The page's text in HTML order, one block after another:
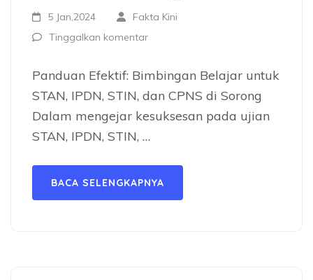
5 Jan,2024
Fakta Kini
Tinggalkan komentar
Panduan Efektif: Bimbingan Belajar untuk
STAN, IPDN, STIN, dan CPNS di Sorong
Dalam mengejar kesuksesan pada ujian
STAN, IPDN, STIN, …
BACA SELENGKAPNYA